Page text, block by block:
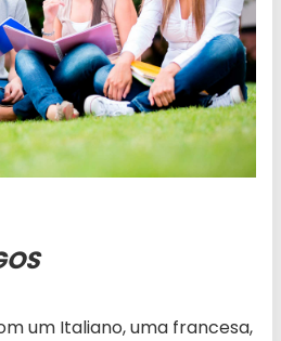
um Italiano, uma francesa,